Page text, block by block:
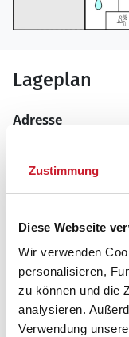
Zustimmung
Diese Webseite
Wir verwenden
personalisieren,
zu können und die
analysieren.
Verwendung
Lageplan
Adresse
6470 Sydals